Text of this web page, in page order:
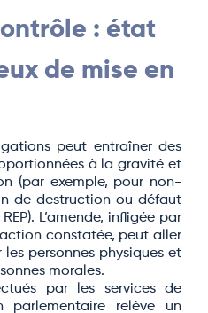
: état
de mise en
peut entraîner des
à la gravité et
(par exemple, pour non-
de destruction ou défaut
L’amende, infligée par
constatée, peut aller
les personnes physiques et
morales.
par les services de
parlementaire relève un